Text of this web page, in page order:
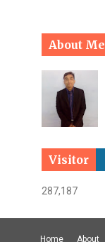
About Me
Visitor
287,187
Home About